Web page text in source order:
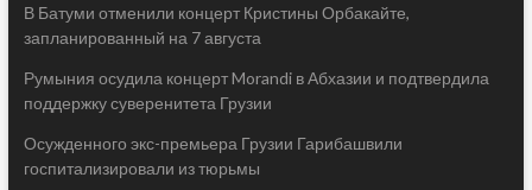
В Батуми отменили концерт Кристины Орбакайте,
запланированный на 7 августа
Румыния осудила концерт Morandi в Абхазии и подтвердила
поддержку суверенитета Грузии
Осужденного экс-премьера Грузии Гарибашвили
госпитализировали из тюрьмы